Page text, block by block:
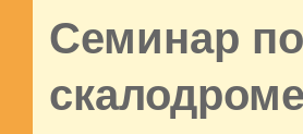
Семинар